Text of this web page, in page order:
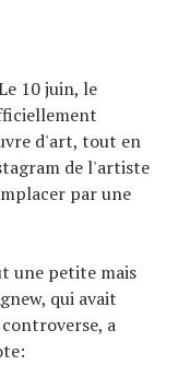
10 juin, le
d'art, tout en
de l'artiste
par une
une petite mais
qui avait
a